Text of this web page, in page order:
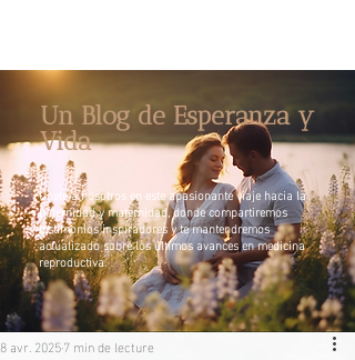
Un Blog de Esperanza y
Vida
Únete a nosotros en este apasionante viaje hacia la
paternidad y maternidad, donde compartiremos
testimonios inspiradores y te mantendremos
actualizado sobre los últimos avances en medicina
reproductiva.
8 avr. 20257 min de lecture